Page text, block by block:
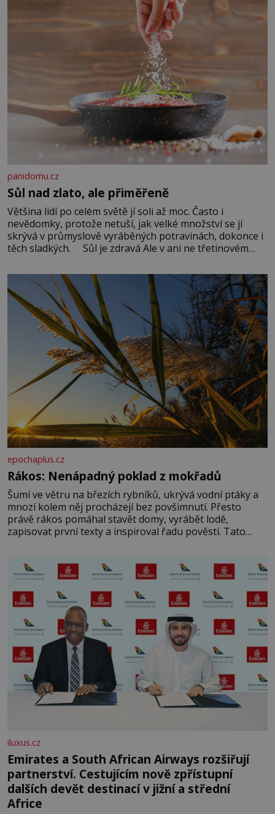
panidomu.cz
Sůl nad zlato, ale přiměřeně
Většina lidí po celém světě jí soli až moc. Často i
nevědomky, protože netuší, jak velké množství se jí
skrývá v průmyslově vyráběných potravinách, dokonce i
těch sladkých. Sůl je zdravá Ale v ani ne třetinovém
základní složky– sodík a chlór – jsou zásadní pro
správné hospodaření
epochaplus.cz
Rákos: Nenápadný poklad z mokřadů
Šumí ve větru na březích rybníků, ukrývá vodní ptáky a
mnozí kolem něj procházejí bez povšimnutí. Přesto
právě rákos pomáhal stavět domy, vyrábět lodě,
zapisovat první texty a inspiroval řadu pověstí. Tato
letního koupání. Stačí se však podívat
iluxus.cz
Emirates a South African Airways rozšiřují
partnerství. Cestujícím nově zpřístupní
dalších devět destinací v jižní a střední
Africe